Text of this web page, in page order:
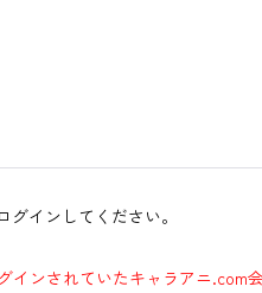
インしてください。
ンされていたキャラアニ.com